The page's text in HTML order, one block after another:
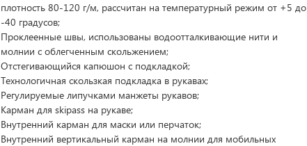
плотность 80-120 г/м, рассчитан на температурный режим от +5 до
-40 градусов;
Проклеенные швы, использованы водоотталкивающие нити и
молнии с облегченным скольжением;
Отстегивающийся капюшон с подкладкой;
Технологичная скользкая подкладка в рукавах;
Регулируемые липучками манжеты рукавов;
Карман для skipass на рукаве;
Внутренний карман для маски или перчаток;
Внутренний вертикальный карман на молнии для мобильных